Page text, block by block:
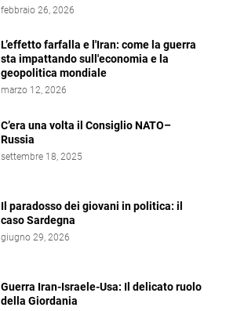
febbraio 26, 2026
L’effetto farfalla e l'Iran: come la guerra
sta impattando sull'economia e la
geopolitica mondiale
marzo 12, 2026
C’era una volta il Consiglio NATO–
Russia
settembre 18, 2025
Il paradosso dei giovani in politica: il
caso Sardegna
giugno 29, 2026
Guerra Iran-Israele-Usa: Il delicato ruolo
della Giordania